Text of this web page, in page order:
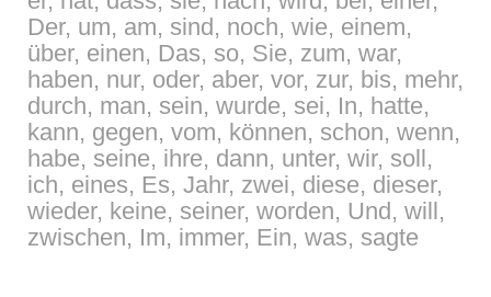
Der, um, am, sind, noch, wie, einem,
über, einen, Das, so, Sie, zum, war,
haben, nur, oder, aber, vor, zur, bis, mehr,
durch, man, sein, wurde, sei, In, hatte,
kann, gegen, vom, können, schon, wenn,
habe, seine, ihre, dann, unter, wir, soll,
ich, eines, Es, Jahr, zwei, diese, dieser,
wieder, keine, seiner, worden, Und, will,
zwischen, Im, immer, Ein, was, sagte